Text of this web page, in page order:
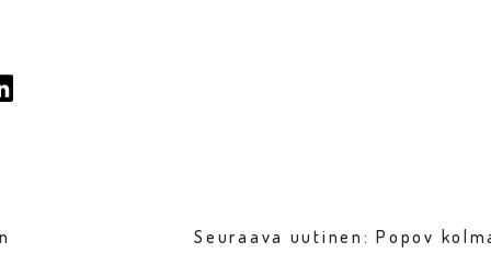
Seuraava uutinen: Popov